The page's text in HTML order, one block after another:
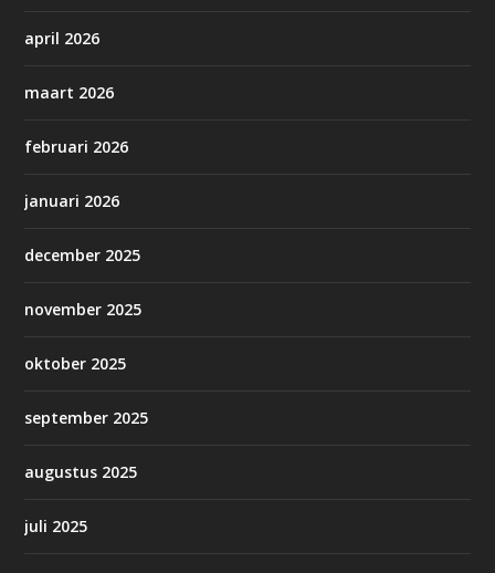
april 2026
maart 2026
februari 2026
januari 2026
december 2025
november 2025
oktober 2025
september 2025
augustus 2025
juli 2025